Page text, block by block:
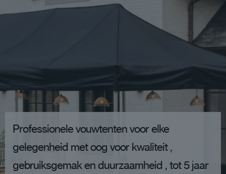
Professionele vouwtenten voor elke
gelegenheid met oog voor kwaliteit ,
gebruiksgemak en duurzaamheid , tot 5 jaar